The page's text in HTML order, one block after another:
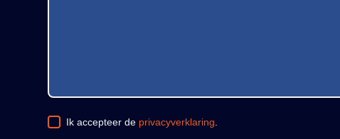
Ik accepteer de privacyverklaring